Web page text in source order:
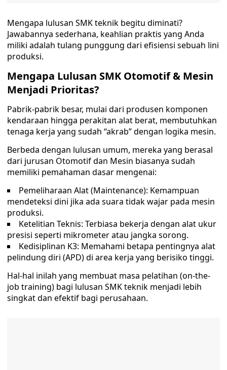
Mengapa lulusan SMK teknik begitu diminati?
Jawabannya sederhana, keahlian praktis yang Anda
miliki adalah tulang punggung dari efisiensi sebuah lini
produksi.
Mengapa Lulusan SMK Otomotif & Mesin
Menjadi Prioritas?
Pabrik-pabrik besar, mulai dari produsen komponen
kendaraan hingga perakitan alat berat, membutuhkan
tenaga kerja yang sudah “akrab” dengan logika mesin.
Berbeda dengan lulusan umum, mereka yang berasal
dari jurusan Otomotif dan Mesin biasanya sudah
memiliki pemahaman dasar mengenai:
Pemeliharaan Alat (Maintenance): Kemampuan
mendeteksi dini jika ada suara tidak wajar pada mesin
produksi.
Ketelitian Teknis: Terbiasa bekerja dengan alat ukur
presisi seperti mikrometer atau jangka sorong.
Kedisiplinan K3: Memahami betapa pentingnya alat
pelindung diri (APD) di area kerja yang berisiko tinggi.
Hal-hal inilah yang membuat masa pelatihan (on-the-
job training) bagi lulusan SMK teknik menjadi lebih
singkat dan efektif bagi perusahaan.